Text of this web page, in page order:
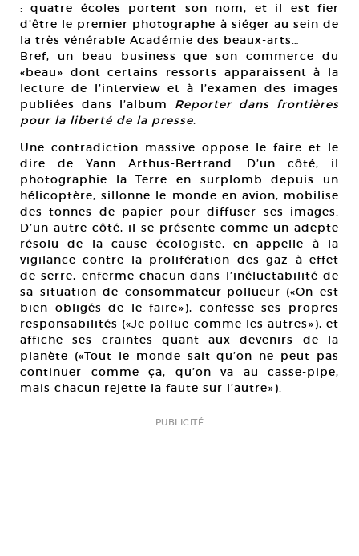
: quatre écoles portent son nom, et il est fier
d’être le premier photographe à siéger au sein de
la très vénérable Académie des beaux-arts…
Bref, un beau business que son commerce du
«beau» dont certains ressorts apparaissent à la
lecture de l’interview et à l’examen des images
publiées dans l’album Reporter dans frontières
pour la liberté de la presse.
Une contradiction massive oppose le faire et le
dire de Yann Arthus-Bertrand. D’un côté, il
photographie la Terre en surplomb depuis un
hélicoptère, sillonne le monde en avion, mobilise
des tonnes de papier pour diffuser ses images.
D’un autre côté, il se présente comme un adepte
résolu de la cause écologiste, en appelle à la
vigilance contre la prolifération des gaz à effet
de serre, enferme chacun dans l’inéluctabilité de
sa situation de consommateur-pollueur («On est
bien obligés de le faire»), confesse ses propres
responsabilités («Je pollue comme les autres»), et
affiche ses craintes quant aux devenirs de la
planète («Tout le monde sait qu’on ne peut pas
continuer comme ça, qu’on va au casse-pipe,
mais chacun rejette la faute sur l’autre»).
PUBLICITÉ